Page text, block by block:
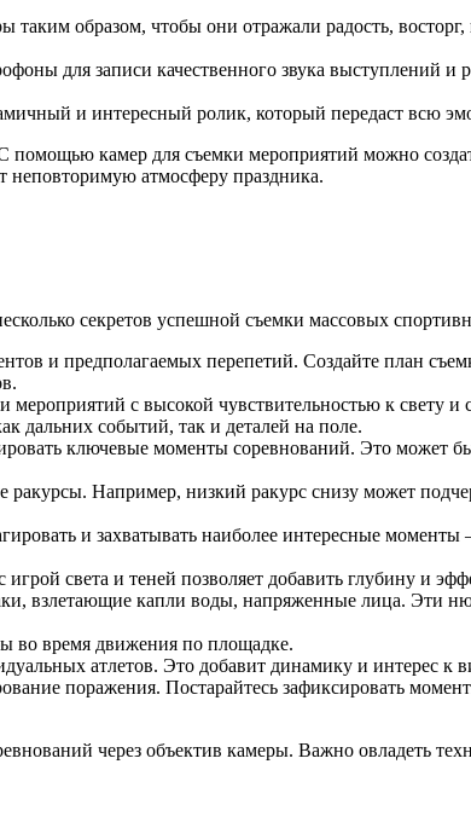
образом, чтобы они отражали радость,
для записи качественного звука выступлений и
и интересный ролик, который передаст всю
камер для съемки мероприятий можно
неповторимую атмосферу праздника.
секретов успешной съемки массовых
и предполагаемых перепетий. Создайте план
с высокой чувствительностью к свету и
дальних событий, так и деталей на поле.
ключевые моменты соревнований. Это может
Например, низкий ракурс снизу может
и захватывать наиболее интересные моменты
света и теней позволяет добавить глубину и
взлетающие капли воды, напряженные лица. Эти
во время движения по площадке.
атлетов. Это добавит динамику и интерес к
поражения. Постарайтесь зафиксировать
через объектив камеры. Важно овладеть